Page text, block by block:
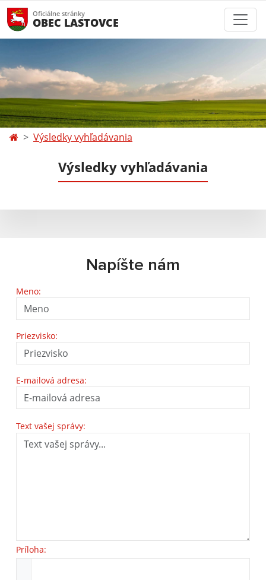
Oficiálne stránky
OBEC LASTOVCE
Výsledky vyhľadávania
Výsledky vyhľadávania
Napíšte nám
Meno:
Priezvisko:
E-mailová adresa:
Text vašej správy:
Príloha: